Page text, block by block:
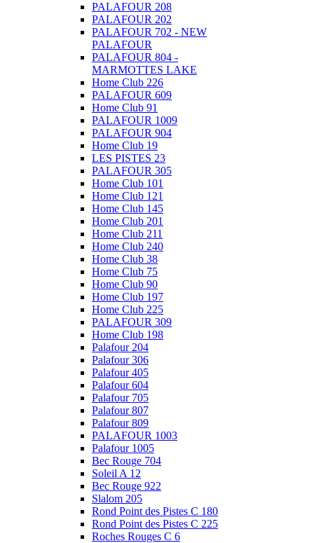
PALAFOUR 208
PALAFOUR 202
PALAFOUR 702 - NEW
PALAFOUR
PALAFOUR 804 -
MARMOTTES LAKE
Home Club 226
PALAFOUR 609
Home Club 91
PALAFOUR 1009
PALAFOUR 904
Home Club 19
LES PISTES 23
PALAFOUR 305
Home Club 101
Home Club 121
Home Club 145
Home Club 201
Home Club 211
Home Club 240
Home Club 38
Home Club 75
Home Club 90
Home Club 197
Home Club 225
PALAFOUR 309
Home Club 198
Palafour 204
Palafour 306
Palafour 405
Palafour 604
Palafour 705
Palafour 807
Palafour 809
PALAFOUR 1003
Palafour 1005
Bec Rouge 704
Soleil A 12
Bec Rouge 922
Slalom 205
Rond Point des Pistes C 180
Rond Point des Pistes C 225
Roches Rouges C 6